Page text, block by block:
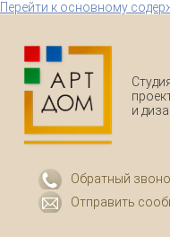
Перейти к основному
и
Обратный
Отправить